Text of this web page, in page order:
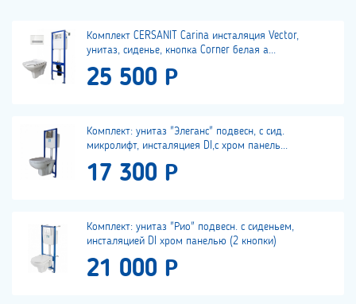
Комплект CERSANIT Carina инсталяция Vector,
унитаз, сиденье, кнопка Corner белая а...
25 500 Р
Комплект: унитаз "Элеганс" подвесн, с сид.
микролифт, инсталяциея DI,с хром панель...
17 300 Р
Комплект: унитаз "Рио" подвесн. с сиденьем,
инсталяцией DI хром панелью (2 кнопки)
21 000 Р